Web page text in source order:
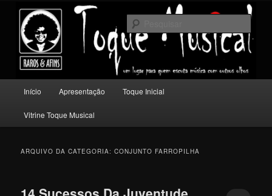
conteúdo
principal
conteúdo
secundário
Toque Musical
Um lugar para quem escuta música com outros olhos.
principal
Início Apresentação Toque Inicial
Vitrine Toque Musical
ARQUIVO DA CATEGORIA:CONJUNTO FARROPILHA